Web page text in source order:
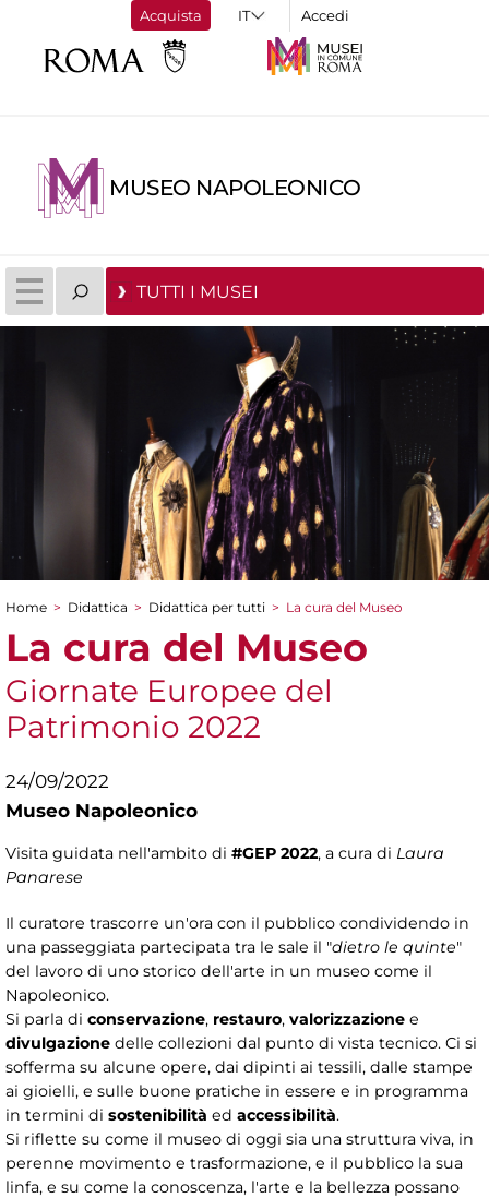
Acquista Accedi
MUSEO NAPOLEONICO
TUTTI I MUSEI
Tu sei qui
Home > Didattica > Didattica per tutti > La cura del Museo
La cura del Museo
Giornate Europee del
Patrimonio 2022
24/09/2022
Museo Napoleonico
Visita guidata nell'ambito di #GEP 2022, a cura di Laura
Panarese
Il curatore trascorre un'ora con il pubblico condividendo in
una passeggiata partecipata tra le sale il "dietro le quinte"
del lavoro di uno storico dell'arte in un museo come il
Napoleonico.
Si parla di conservazione, restauro, valorizzazione e
divulgazione delle collezioni dal punto di vista tecnico. Ci si
sofferma su alcune opere, dai dipinti ai tessili, dalle stampe
ai gioielli, e sulle buone pratiche in essere e in programma
in termini di sostenibilità ed accessibilità.
Si riflette su come il museo di oggi sia una struttura viva, in
perenne movimento e trasformazione, e il pubblico la sua
linfa, e su come la conoscenza, l'arte e la bellezza possano